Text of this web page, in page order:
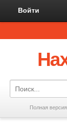
Войти
Полная